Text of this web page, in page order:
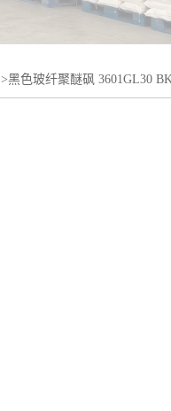
>黑色玻纤聚醚砜 3601GL30